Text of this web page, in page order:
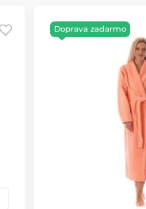
Doprava zadarmo